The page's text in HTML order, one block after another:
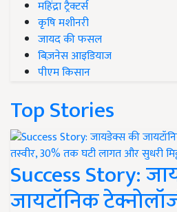
महिंद्रा ट्रैक्टर्स
कृषि मशीनरी
जायद की फसल
बिज़नेस आइडियाज
पीएम किसान
Top Stories
Success Story:
जायटॉनिक